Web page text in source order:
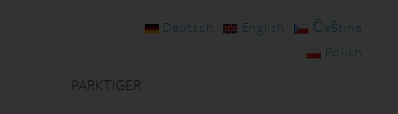
Deutsch English
Čeština
Polish
PARKTIGER